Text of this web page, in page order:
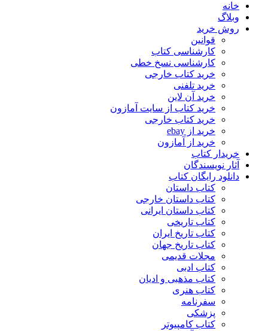
خانه
وبلاگ
روش خرید
قوانین
کارشناسی کتاب
کارشناسی نسخ خطی
خرید کتاب خارجی
خرید تلفنی
خرید آن لاین
خرید کتاب از سایت آمازون
خرید کتاب خارجی
خرید از ebay
خرید از آمازون
خریدار کتاب
آثار نویسندگان
دانلود رایگان کتاب
کتاب داستان
کتاب داستان خارجی
کتاب داستان ایرانی
کتاب تاریخی
کتاب تاریخ ایران
کتاب تاریخ جهان
مجلات قدیمی
کتاب ادبی
کتاب مذهبی و ادیان
کتاب هنری
سفرنامه
پزشکی
کتاب کامپیوتر